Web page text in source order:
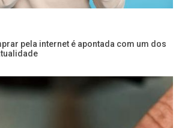
pela internet é apontada com um dos